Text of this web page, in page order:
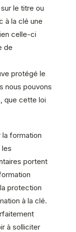
le titre ou
à la clé une
celle-ci
de
protégé le
nous pouvons
que cette loi
la formation
les
portent
protection
à la clé.
à solliciter